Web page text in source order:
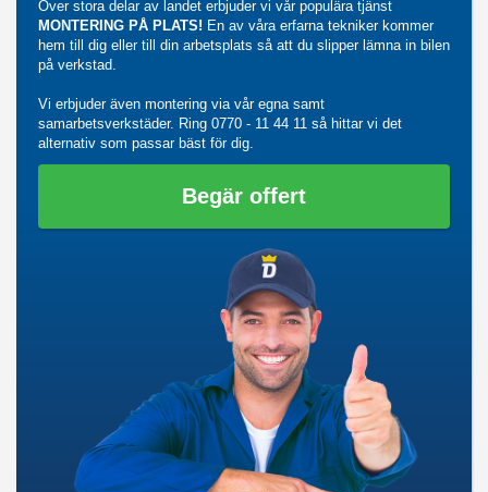
Över stora delar av landet erbjuder vi vår populära tjänst
MONTERING PÅ PLATS! En av våra erfarna tekniker kommer
hem till dig eller till din arbetsplats så att du slipper lämna in bilen
på verkstad.
Vi erbjuder även montering via vår egna samt
samarbetsverkstäder. Ring 0770 - 11 44 11 så hittar vi det
alternativ som passar bäst för dig.
Begär offert